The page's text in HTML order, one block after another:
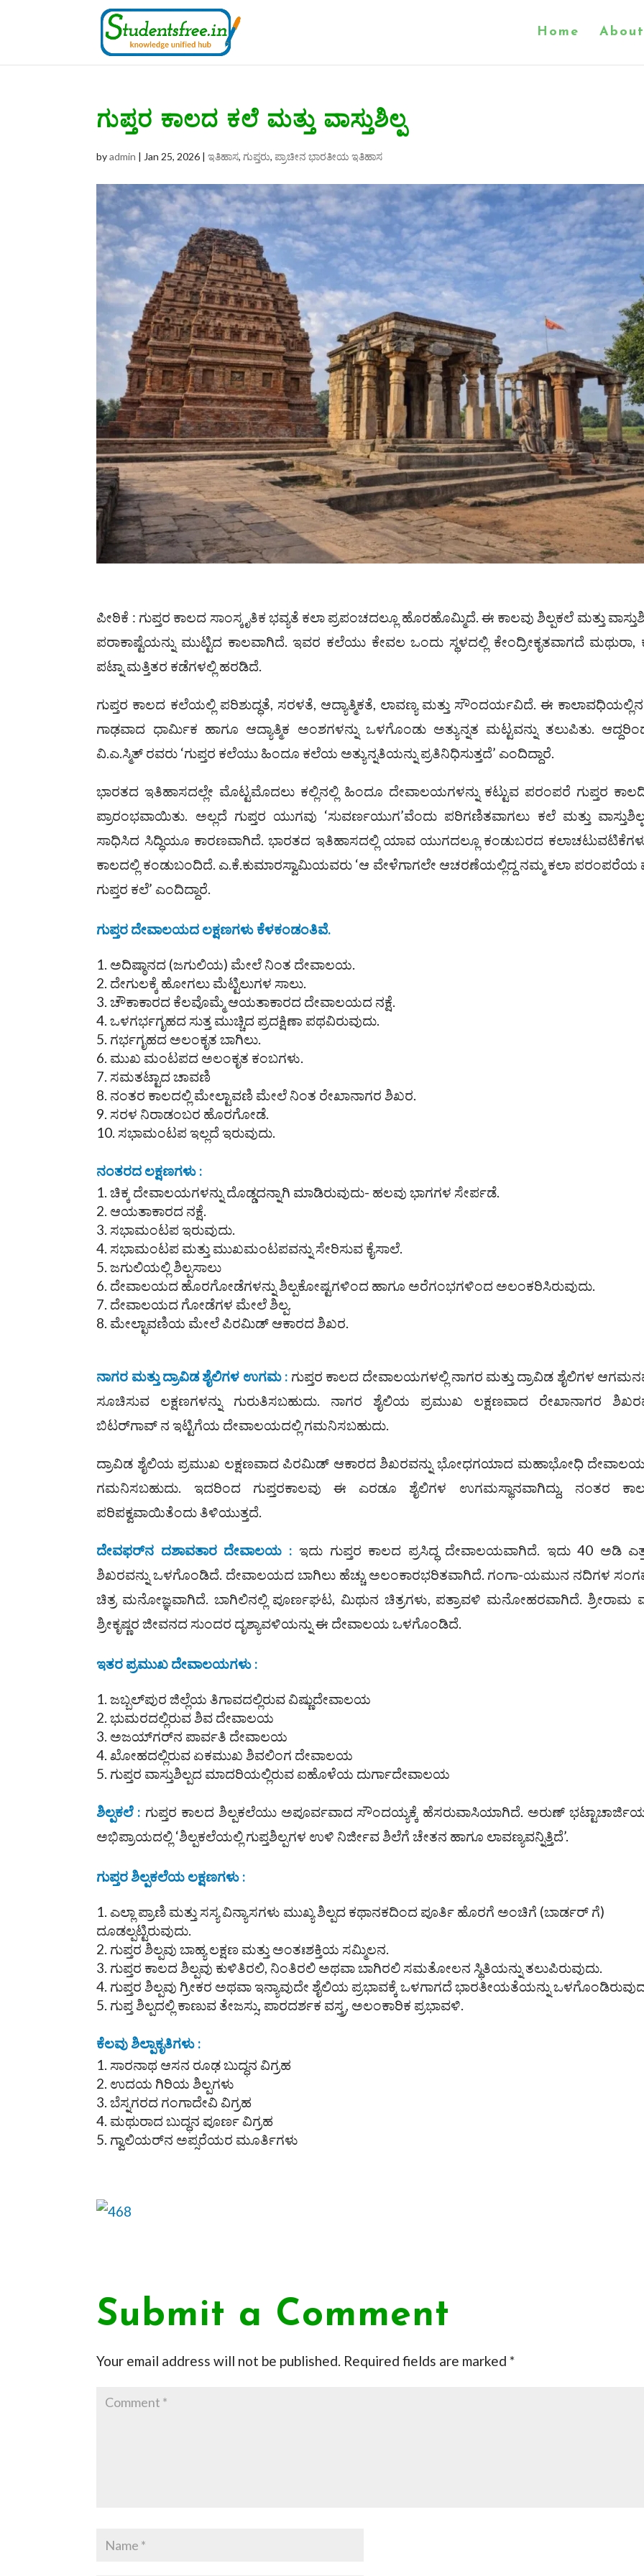
Home
ಗುಪ್ತರ ಕಾಲದ ಕಲೆ ಮತ್ತು ವಾಸ್ತುಶಿಲ್ಪ
byadmin | Jan 25, 2026 |ಇತಿಹಾಸ, ಗುಪ್ತರು,ಪ್ರಾಚೀನ ಭಾರತೀಯ ಇತಿಹಾಸ
ಪೀಠಿಕೆ : ಗುಪ್ತರ ಕಾಲದ ಸಾಂಸ್ಕೃತಿಕ ಭವ್ಯತೆ ಕಲಾ ಪ್ರಪಂಚದಲ್ಲೂ ಹೊರಹೊಮ್ಮಿದೆ. ಈ ಕಾಲವು ಶಿಲ್ಪಕಲೆ ಮತ್ತು
ಪರಾಕಾಷ್ಟೆಯನ್ನು ಮುಟ್ಟಿದ ಕಾಲವಾಗಿದೆ. ಇವರ ಕಲೆಯು ಕೇವಲ ಒಂದು ಸ್ಥಳದಲ್ಲಿ ಕೇಂದ್ರೀಕೃತವಾಗದೆ ಮಥುರಾ,
ಪಟ್ನಾ ಮತ್ತಿತರ ಕಡೆಗಳಲ್ಲಿ ಹರಡಿದೆ.
ಗುಪ್ತರ ಕಾಲದ ಕಲೆಯಲ್ಲಿ ಪರಿಶುದ್ಧತೆ, ಸರಳತೆ, ಆದ್ಯಾತ್ಮಿಕತೆ, ಲಾವಣ್ಯ ಮತ್ತು ಸೌಂದರ್ಯವಿದೆ. ಈ
ಗಾಢವಾದ ಧಾರ್ಮಿಕ ಹಾಗೂ ಆದ್ಯಾತ್ಮಿಕ ಅಂಶಗಳನ್ನು ಒಳಗೊಂಡು ಅತ್ಯುನ್ನತ ಮಟ್ಟವನ್ನು ತಲುಪಿತು.
ವಿ.ಎ.ಸ್ಮಿತ್ ರವರು ‘ಗುಪ್ತರ ಕಲೆಯು ಹಿಂದೂ ಕಲೆಯ ಅತ್ಯುನ್ನತಿಯನ್ನು ಪ್ರತಿನಿಧಿಸುತ್ತದೆ’ ಎಂದಿದ್ದಾರೆ.
ಭಾರತದ ಇತಿಹಾಸದಲ್ಲೇ ಮೊಟ್ಟಮೊದಲು ಕಲ್ಲಿನಲ್ಲಿ ಹಿಂದೂ ದೇವಾಲಯಗಳನ್ನು ಕಟ್ಟುವ ಪರಂಪರೆ ಗುಪ್ತರ
ಪ್ರಾರಂಭವಾಯಿತು. ಅಲ್ಲದೆ ಗುಪ್ತರ ಯುಗವು ‘ಸುವರ್ಣಯುಗ’ವೆಂದು ಪರಿಗಣಿತವಾಗಲು ಕಲೆ ಮತ್ತು
ಸಾಧಿಸಿದ ಸಿದ್ಧಿಯೂ ಕಾರಣವಾಗಿದೆ. ಭಾರತದ ಇತಿಹಾಸದಲ್ಲಿ ಯಾವ ಯುಗದಲ್ಲೂ ಕಂಡುಬರದ
ಕಾಲದಲ್ಲಿ ಕಂಡುಬಂದಿದೆ. ಎ.ಕೆ.ಕುಮಾರಸ್ವಾಮಿಯವರು ‘ಆ ವೇಳೆಗಾಗಲೇ ಆಚರಣೆಯಲ್ಲಿದ್ದ ನಮ್ಮ ಕಲಾ ಪರಂಪರೆಯ
ಗುಪ್ತರ ಕಲೆ’ ಎಂದಿದ್ದಾರೆ.
ಗುಪ್ತರ ದೇವಾಲಯದ ಲಕ್ಷಣಗಳು ಕೆಳಕಂಡಂತಿವೆ.
ಅದಿಷ್ಠಾನದ (ಜಗುಲಿಯ) ಮೇಲೆ ನಿಂತ ದೇವಾಲಯ.
ದೇಗುಲಕ್ಕೆ ಹೋಗಲು ಮೆಟ್ಟಿಲುಗಳ ಸಾಲು.
ಚೌಕಾಕಾರದ ಕೆಲವೊಮ್ಮೆ ಆಯತಾಕಾರದ ದೇವಾಲಯದ ನಕ್ಷೆ.
ಒಳಗರ್ಭಗೃಹದ ಸುತ್ತ ಮುಚ್ಚಿದ ಪ್ರದಕ್ಷಿಣಾ ಪಥವಿರುವುದು.
ಗರ್ಭಗೃಹದ ಅಲಂಕೃತ ಬಾಗಿಲು.
ಮುಖ ಮಂಟಪದ ಅಲಂಕೃತ ಕಂಬಗಳು.
ಸಮತಟ್ಟಾದ ಚಾವಣಿ
ನಂತರ ಕಾಲದಲ್ಲಿ ಮೇಲ್ಟಾವಣಿ ಮೇಲೆ ನಿಂತ ರೇಖಾನಾಗರ ಶಿಖರ.
ಸರಳ ನಿರಾಡಂಬರ ಹೊರಗೋಡೆ.
ಸಭಾಮಂಟಪ ಇಲ್ಲದೆ ಇರುವುದು.
ನಂತರದ ಲಕ್ಷಣಗಳು :
ಚಿಕ್ಕ ದೇವಾಲಯಗಳನ್ನು ದೊಡ್ಡದನ್ನಾಗಿ ಮಾಡಿರುವುದು- ಹಲವು ಭಾಗಗಳ ಸೇರ್ಪಡೆ.
ಆಯತಾಕಾರದ ನಕ್ಷೆ.
ಸಭಾಮಂಟಪ ಇರುವುದು.
ಸಭಾಮಂಟಪ ಮತ್ತು ಮುಖಮಂಟಪವನ್ನು ಸೇರಿಸುವ ಕೈಸಾಲೆ.
ಜಗುಲಿಯಲ್ಲಿ ಶಿಲ್ಪಸಾಲು
ದೇವಾಲಯದ ಹೊರಗೋಡೆಗಳನ್ನು ಶಿಲ್ಪಕೋಷ್ಟಗಳಿಂದ ಹಾಗೂ ಅರೆಗಂಭಗಳಿಂದ ಅಲಂಕರಿಸಿರುವುದು.
ದೇವಾಲಯದ ಗೋಡೆಗಳ ಮೇಲೆ ಶಿಲ್ಪ.
ಮೇಲ್ಛಾವಣಿಯ ಮೇಲೆ ಪಿರಮಿಡ್ ಆಕಾರದ ಶಿಖರ.
ನಾಗರ ಮತ್ತು ದ್ರಾವಿಡ ಶೈಲಿಗಳ ಉಗಮ : ಗುಪ್ತರ ಕಾಲದ ದೇವಾಲಯಗಳಲ್ಲಿ ನಾಗರ ಮತ್ತು ದ್ರಾವಿಡ ಶೈಲಿಗಳ
ಸೂಚಿಸುವ ಲಕ್ಷಣಗಳನ್ನು ಗುರುತಿಸಬಹುದು. ನಾಗರ ಶೈಲಿಯ ಪ್ರಮುಖ ಲಕ್ಷಣವಾದ ರೇಖಾನಾಗರ
ಬಿಟರ್‌ಗಾವ್ ನ ಇಟ್ಟಿಗೆಯ ದೇವಾಲಯದಲ್ಲಿ ಗಮನಿಸಬಹುದು.
ದ್ರಾವಿಡ ಶೈಲಿಯ ಪ್ರಮುಖ ಲಕ್ಷಣವಾದ ಪಿರಮಿಡ್ ಆಕಾರದ ಶಿಖರವನ್ನು ಭೋಧಗಯಾದ ಮಹಾಭೋಧಿ
ಗಮನಿಸಬಹುದು. ಇದರಿಂದ ಗುಪ್ತರಕಾಲವು ಈ ಎರಡೂ ಶೈಲಿಗಳ ಉಗಮಸ್ಥಾನವಾಗಿದ್ದು, ನಂತರ
ಪರಿಪಕ್ವವಾಯಿತೆಂದು ತಿಳಿಯುತ್ತದೆ.
ದೇವಫರ್‌ನ ದಶಾವತಾರ ದೇವಾಲಯ : ಇದು ಗುಪ್ತರ ಕಾಲದ ಪ್ರಸಿದ್ಧ ದೇವಾಲಯವಾಗಿದೆ. ಇದು 40 ಅಡಿ
ಶಿಖರವನ್ನು ಒಳಗೊಂಡಿದೆ. ದೇವಾಲಯದ ಬಾಗಿಲು ಹೆಚ್ಚು ಅಲಂಕಾರಭರಿತವಾಗಿದೆ. ಗಂಗಾ-ಯಮುನ ನದಿಗಳ
ಚಿತ್ರ ಮನೋಜ್ಞವಾಗಿದೆ. ಬಾಗಿಲಿನಲ್ಲಿ ಪೂರ್ಣಘಟ, ಮಿಥುನ ಚಿತ್ರಗಳು, ಪತ್ರಾವಳಿ ಮನೋಹರವಾಗಿದೆ. ಶ್ರೀರಾಮ
ಶ್ರೀಕೃಷ್ಣರ ಜೀವನದ ಸುಂದರ ದೃಶ್ಯಾವಳಿಯನ್ನು ಈ ದೇವಾಲಯ ಒಳಗೊಂಡಿದೆ.
ಇತರ ಪ್ರಮುಖ ದೇವಾಲಯಗಳು :
ಜಬ್ಬಲ್‌ಪುರ ಜಿಲ್ಲೆಯ ತಿಗಾವದಲ್ಲಿರುವ ವಿಷ್ಣುದೇವಾಲಯ
ಭುಮರದಲ್ಲಿರುವ ಶಿವ ದೇವಾಲಯ
ಅಜಯ್‌ಗರ್‌ನ ಪಾರ್ವತಿ ದೇವಾಲಯ
ಖೋಹದಲ್ಲಿರುವ ಏಕಮುಖ ಶಿವಲಿಂಗ ದೇವಾಲಯ
ಗುಪ್ತರ ವಾಸ್ತುಶಿಲ್ಪದ ಮಾದರಿಯಲ್ಲಿರುವ ಐಹೊಳೆಯ ದುರ್ಗಾದೇವಾಲಯ
ಶಿಲ್ಪಕಲೆ : ಗುಪ್ತರ ಕಾಲದ ಶಿಲ್ಪಕಲೆಯು ಅಪೂರ್ವವಾದ ಸೌಂದಯ್ಯಕ್ಕೆ ಹೆಸರುವಾಸಿಯಾಗಿದೆ. ಅರುಣ್
ಅಭಿಪ್ರಾಯದಲ್ಲಿ ‘ಶಿಲ್ಪಕಲೆಯಲ್ಲಿ ಗುಪ್ತಶಿಲ್ಪಗಳ ಉಳಿ ನಿರ್ಜೀವ ಶಿಲೆಗೆ ಚೇತನ ಹಾಗೂ ಲಾವಣ್ಯವನ್ನಿತ್ತಿದೆ’.
ಗುಪ್ತರ ಶಿಲ್ಪಕಲೆಯ ಲಕ್ಷಣಗಳು :
ಎಲ್ಲಾ ಪ್ರಾಣಿ ಮತ್ತು ಸಸ್ಯ ವಿನ್ಯಾಸಗಳು ಮುಖ್ಯ ಶಿಲ್ಪದ ಕಥಾನಕದಿಂದ ಪೂರ್ತಿ ಹೊರಗೆ ಅಂಚಿಗೆ (ಬಾರ್ಡ‌ರ್‌ ಗೆ)
ದೂಡಲ್ಪಟ್ಟಿರುವುದು.
ಗುಪ್ತರ ಶಿಲ್ಪವು ಬಾಹ್ಯ ಲಕ್ಷಣ ಮತ್ತು ಅಂತಃಶಕ್ತಿಯ ಸಮ್ಮಿಲನ.
ಗುಪ್ತರ ಕಾಲದ ಶಿಲ್ಪವು ಕುಳಿತಿರಲಿ, ನಿಂತಿರಲಿ ಅಥವಾ ಬಾಗಿರಲಿ ಸಮತೋಲನ ಸ್ಥಿತಿಯನ್ನು ತಲುಪಿರುವುದು.
ಗುಪ್ತರ ಶಿಲ್ಪವು ಗ್ರೀಕರ ಅಥವಾ ಇನ್ಯಾವುದೇ ಶೈಲಿಯ ಪ್ರಭಾವಕ್ಕೆ ಒಳಗಾಗದೆ ಭಾರತೀಯತೆಯನ್ನು
ಗುಪ್ತ ಶಿಲ್ಪದಲ್ಲಿ ಕಾಣುವ ತೇಜಸ್ಸು, ಪಾರದರ್ಶಕ ವಸ್ತ್ರ, ಅಲಂಕಾರಿಕ ಪ್ರಭಾವಳಿ.
ಕೆಲವು ಶಿಲ್ಪಾಕೃತಿಗಳು :
ಸಾರನಾಥ ಆಸನ ರೂಢ ಬುದ್ಧನ ವಿಗ್ರಹ
ಉದಯ ಗಿರಿಯ ಶಿಲ್ಪಗಳು
ಬೆಸ್ನಗರದ ಗಂಗಾದೇವಿ ವಿಗ್ರಹ
ಮಥುರಾದ ಬುದ್ಧನ ಪೂರ್ಣ ವಿಗ್ರಹ
ಗ್ವಾಲಿಯರ್‌ನ ಅಪ್ಸರೆಯರ ಮೂರ್ತಿಗಳು
Submit a Comment
Your email address will not be published. Required fields are marked*